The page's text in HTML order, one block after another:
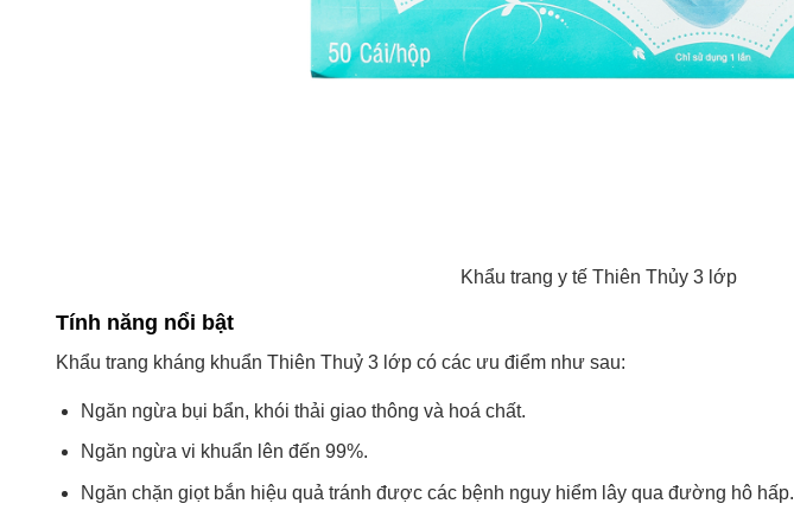
Khẩu trang y tế Thiên Thủy 3 lớp
Tính năng nổi bật
Khẩu trang kháng khuẩn Thiên Thuỷ 3 lớp có các ưu điểm như sau:
Ngăn ngừa bụi bẩn, khói thải giao thông và hoá chất.
Ngăn ngừa vi khuẩn lên đến 99%.
Ngăn chặn giọt bắn hiệu quả tránh được các bệnh nguy hiểm lây qua đường hô hấp.